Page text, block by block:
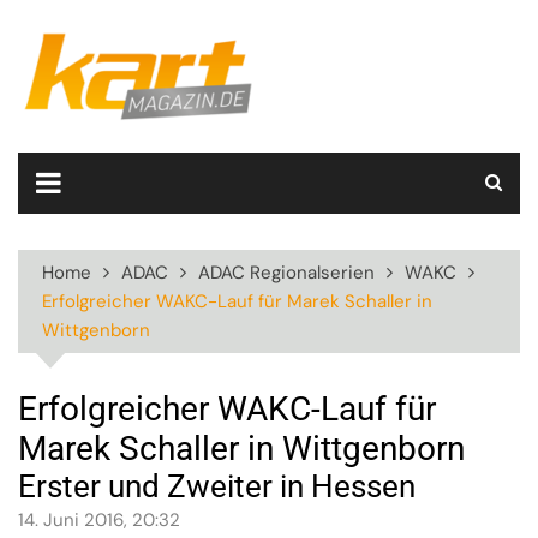
content
Home ADAC ADAC Regionalserien
WAKC
Erfolgreicher WAKC-Lauf für Marek Schaller in
Wittgenborn
Erfolgreicher WAKC-Lauf für
Marek Schaller in Wittgenborn
Erster und Zweiter in Hessen
14. Juni 2016, 20:32